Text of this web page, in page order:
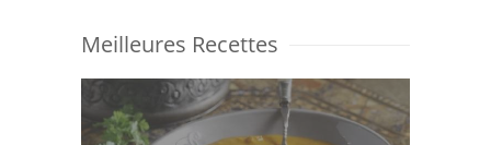
Meilleures Recettes